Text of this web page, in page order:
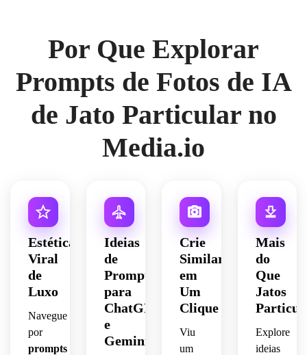
Por Que Explorar
Prompts de Fotos de IA
de Jato Particular no
Media.io
Estética
Viral
de
Luxo
Navegue
por
prompts
Ideias
de
Prompts
para
ChatGPT
e
Gemini
Crie
Similar
em
Um
Clique
Viu
um
Mais
do
Que
Jatos
Explore
ideias